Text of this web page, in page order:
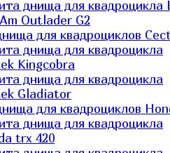
днища для квадроцикла
Outlader G2
для квадроциклов
днища для квадроцикла
Kingcobra
днища для квадроцикла
Gladiator
для квадроциклов
днища для квадроцикла
trx 420